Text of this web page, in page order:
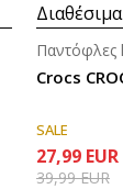
Crocs
Παντόφλες
SALE
27,99 EUR
39,99EUR